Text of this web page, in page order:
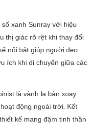
xanh Sunray với hiệu
thị giác rõ rệt khi thay đổi
nổi bật giúp người đeo
ích khi di chuyển giữa các
là vành la bàn xoay
động ngoài trời. Kết
kế mang đậm tinh thần